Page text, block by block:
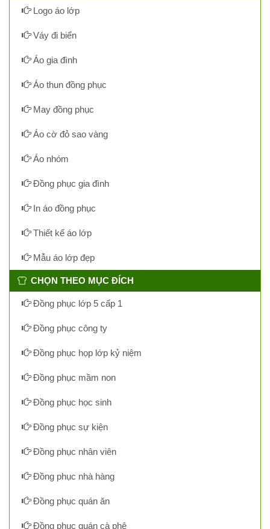
Logo áo lớp
Váy đi biển
Áo gia đình
Áo thun đồng phục
May đồng phục
Áo cờ đỏ sao vàng
Áo nhóm
Đồng phục gia đình
In áo đồng phục
Thiết kế áo lớp
Mẫu áo lớp đẹp
CHỌN THEO MỤC ĐÍCH
Đồng phục lớp 5 cấp 1
Đồng phục công ty
Đồng phục họp lớp kỷ niệm
Đồng phục mầm non
Đồng phục học sinh
Đồng phục sự kiện
Đồng phục nhân viên
Đồng phục nhà hàng
Đồng phục quán ăn
Đồng phục quán cà phê